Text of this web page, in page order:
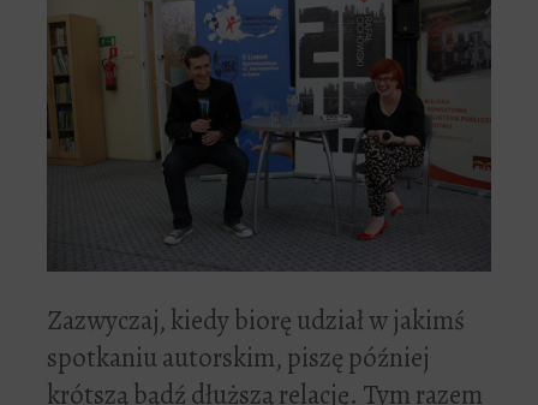
Zazwyczaj, kiedy biorę udział w jakimś
spotkaniu autorskim, piszę później
krótszą bądź dłuższą relację. Tym razem